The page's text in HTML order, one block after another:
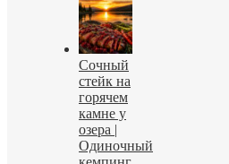
Сочный
стейк на
горячем
камне у
озера |
Одиночный